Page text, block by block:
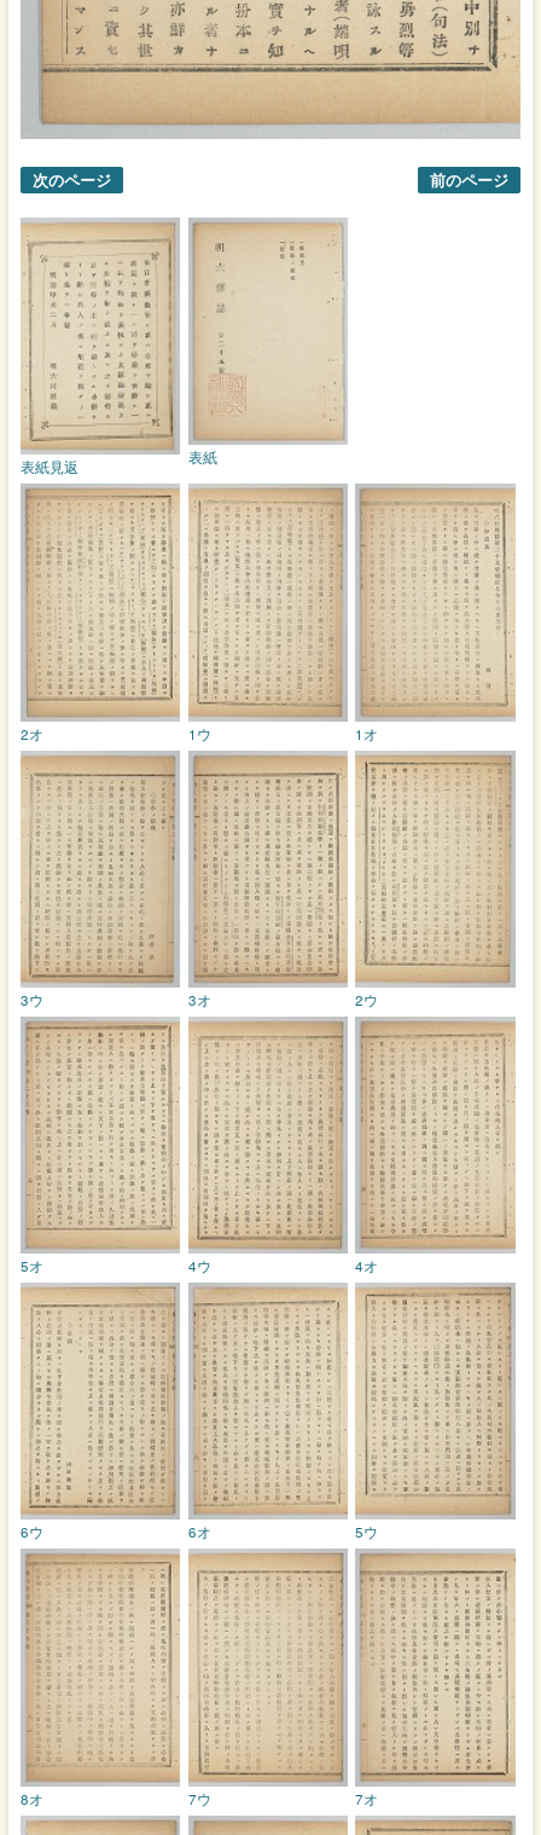
次のページ 前のページ
表紙
表紙見返
1オ
1ウ
2オ
2ウ
3オ
3ウ
4オ
4ウ
5オ
5ウ
6オ
6ウ
7オ
7ウ
8オ